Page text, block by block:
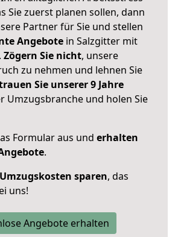
Sie zuerst planen sollen, dann
Partner für Sie und stellen
Angebote in Salzgitter mit
Zögern Sie nicht, unsere
zu nehmen und lehnen Sie
Sie unserer 9 Jahre
Umzugsbranche und holen Sie
Formular aus und erhalten
.
sparen, das
uns!
Angebote erhalten